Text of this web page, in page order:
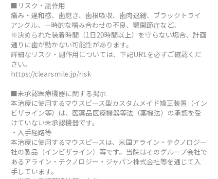
■リスク・副作用
痛み・違和感、歯磨き、歯根吸収、歯肉退縮、ブラックトライ
アングル、一時的な噛み合わせの不良、顎関節症など。
※決められた装着時間（1日20時間以上）を守らない場合、計画
通りに歯が動かない可能性があります。
詳細なリスク・副作用については、下記URLを必ずご確認くだ
さい。
https://clearsmile.jp/risk
■未承認医療機器に関する掲示
本治療に使用するマウスピース型カスタムメイド矯正装置（イン
ビザライン等）は、医薬品医療機器等法（薬機法）の承認を受
けていない未承認機器です。
・入手経路等
本治療に使用するマウスピースは、米国アライン・テクノロジー
社の製品（インビザライン）等です。当院はそのグループ会社で
あるアライン・テクノロジー・ジャパン株式会社等を通じて入
手しています。